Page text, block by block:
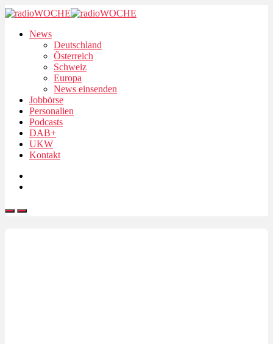
News
Deutschland
Österreich
Schweiz
Europa
News einsenden
Jobbörse
Personalien
Podcasts
DAB+
UKW
Kontakt